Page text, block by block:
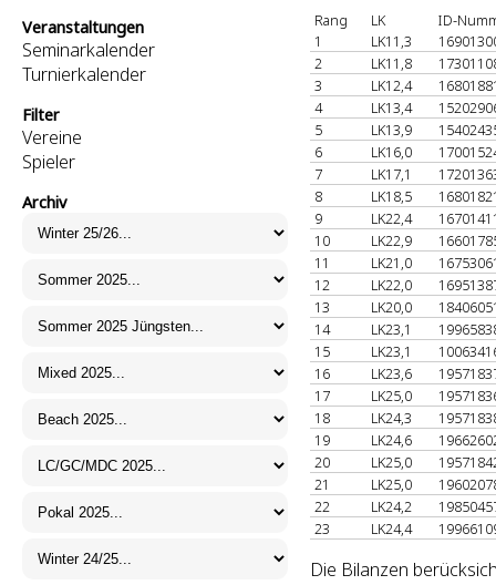
Veranstaltungen
Seminarkalender
Turnierkalender
Filter
Vereine
Spieler
Archiv
Rang LK
ID-
1
LK11,3
2
LK11,8
3
LK12,4
4
LK13,4
5
LK13,9
6
LK16,0
7
LK17,1
8
LK18,5
9
LK22,4
10
LK22,9
11
LK21,0
12
LK22,0
13
LK20,0
14
LK23,1
15
LK23,1
16
LK23,6
17
LK25,0
18
LK24,3
19
LK24,6
20
LK25,0
21
LK25,0
22
LK24,2
23
LK24,4
Die Bilanzen